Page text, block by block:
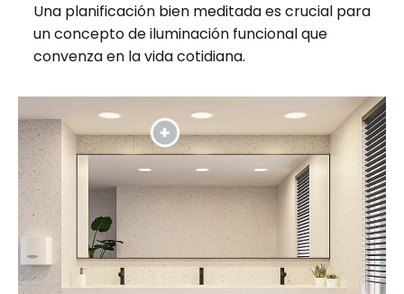
Una planificación bien meditada es crucial para
un concepto de iluminación funcional que
convenza en la vida cotidiana.